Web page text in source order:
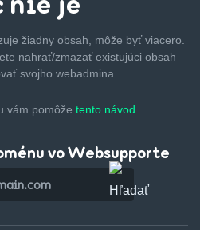
žiadny obsah, môže byťviacero.
nahrať/zmazaťexistujúci obsah
svojho webadmina.
vám pomôže tento návod.
vo Websupporte